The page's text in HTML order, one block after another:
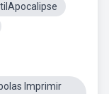
Imprimir